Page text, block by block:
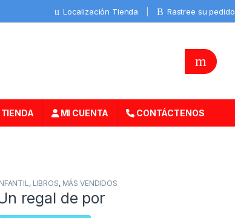
Localización Tienda Rastree su pedido
MI CUENTA CONTÁCTENOS
, LIBROS, MÁS VENDIDOS
regal de por